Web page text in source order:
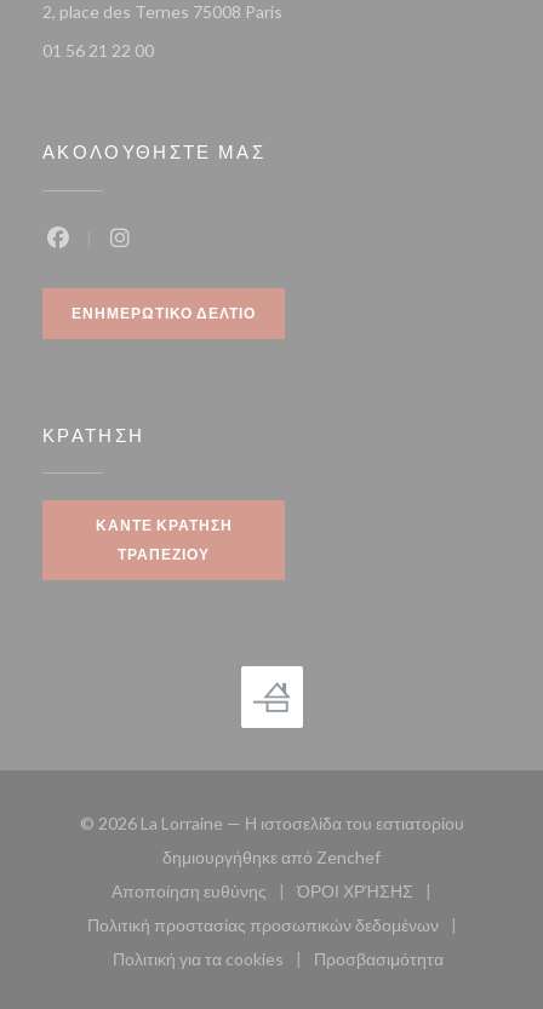
2, place des Ternes 75008 Paris
01 56 21 22 00
ΑΚΟΛΟΥΘΉΣΤΕ ΜΑΣ
ΕΝΗΜΕΡΩΤΙΚΌ ΔΕΛΤΊΟ
ΚΡΆΤΗΣΗ
ΚΆΝΤΕ ΚΡΆΤΗΣΗ
ΤΡΑΠΕΖΙΟΎ
© 2026 La Lorraine — Η ιστοσελίδα του εστιατορίου
δημιουργήθηκε από Zenchef((ανοίγει σε νέο
Αποποίηση ευθύνης
((ανοίγει σε νέο παράθυρο))
ΌΡΟΙ ΧΡΉΣΗΣ
((ανοίγει σε νέο
Πολιτική προστασίας προσωπικών δεδομένων
((ανοίγει σε νέο παράθυρο))
Πολιτική για τα cookies
((ανοίγει σε νέο παράθυρο))
Προσβασιμότητα
((ανοίγει σε νέο